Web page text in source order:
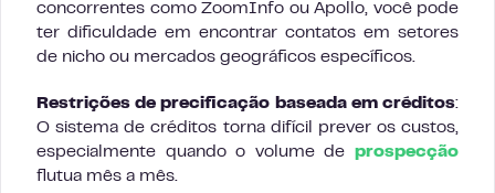
concorrentes como ZoomInfo ou Apollo, você pode
ter dificuldade em encontrar contatos em setores
de nicho ou mercados geográficos específicos.
Restrições de precificação baseada em créditos:
O sistema de créditos torna difícil prever os custos,
especialmente quando o volume de prospecção
flutua mês a mês.